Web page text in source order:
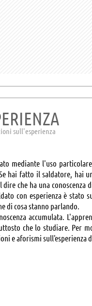
sull'esperienza
mediante l'uso
hai fatto il saldatore, hai
che ha una
con esperienza è stato
di cosa stanno parlando.
accumulata.
che lo studiare. Per
e aforismi sull'esperienza